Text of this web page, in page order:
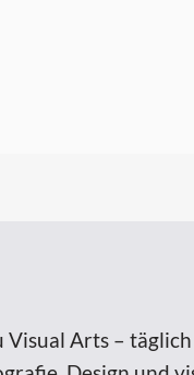
Visual Arts –